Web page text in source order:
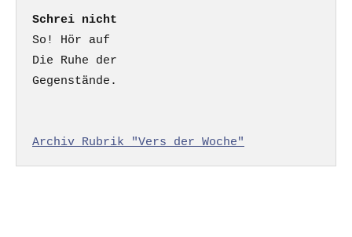
Schrei nicht
So! Hör auf
Die Ruhe der
Gegenstände.
Archiv Rubrik "Vers der Woche"